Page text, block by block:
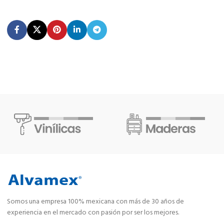
Somos una empresa 100% mexicana con más de 30 años de
experiencia en el mercado con pasión por ser los mejores.